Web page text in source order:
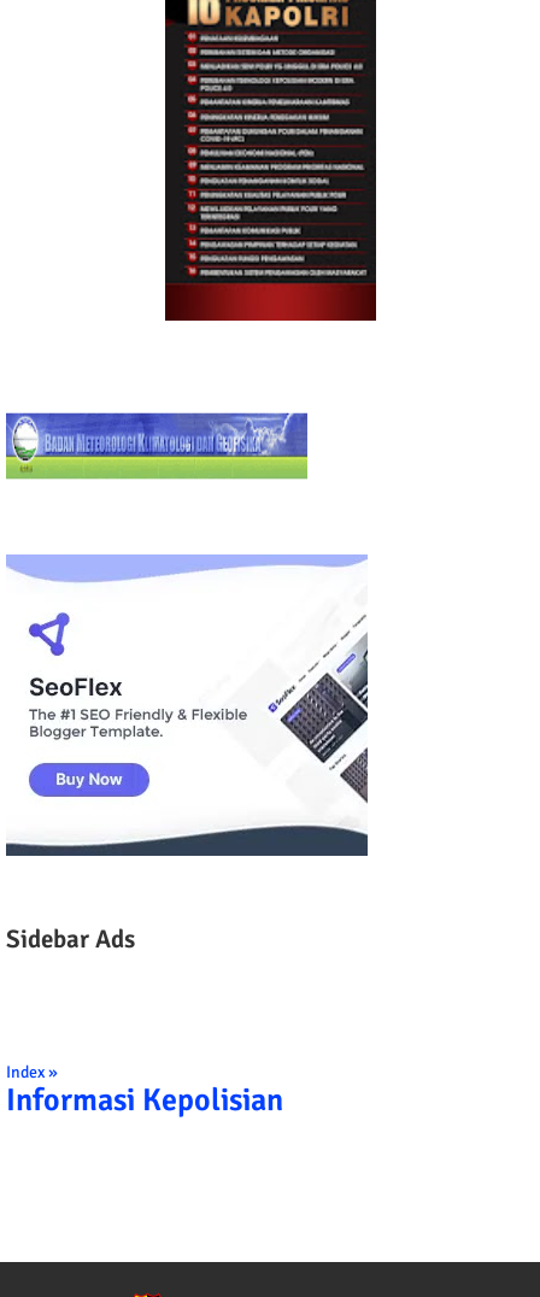
Sidebar Ads
Index »
Informasi Kepolisian